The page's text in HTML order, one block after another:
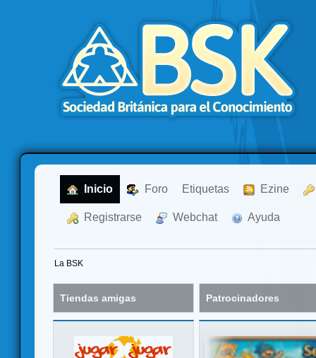
Inicio Foro Etiquetas Ezine
Registrarse Webchat Ayuda
La BSK
Tiendas amigas Patrocinadores